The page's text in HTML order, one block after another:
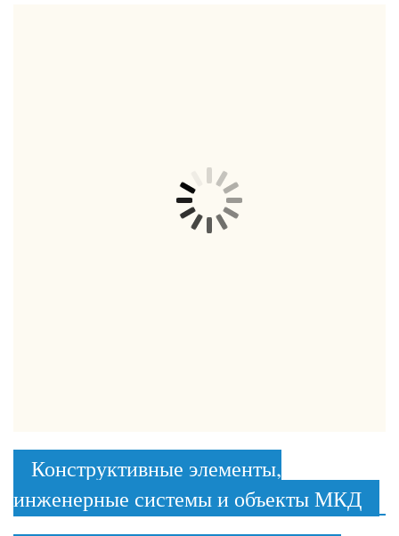
Конструктивные элементы,
инженерные системы и объекты МКД